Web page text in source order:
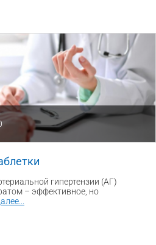
гипертензии (АГ)
– эффективное, но